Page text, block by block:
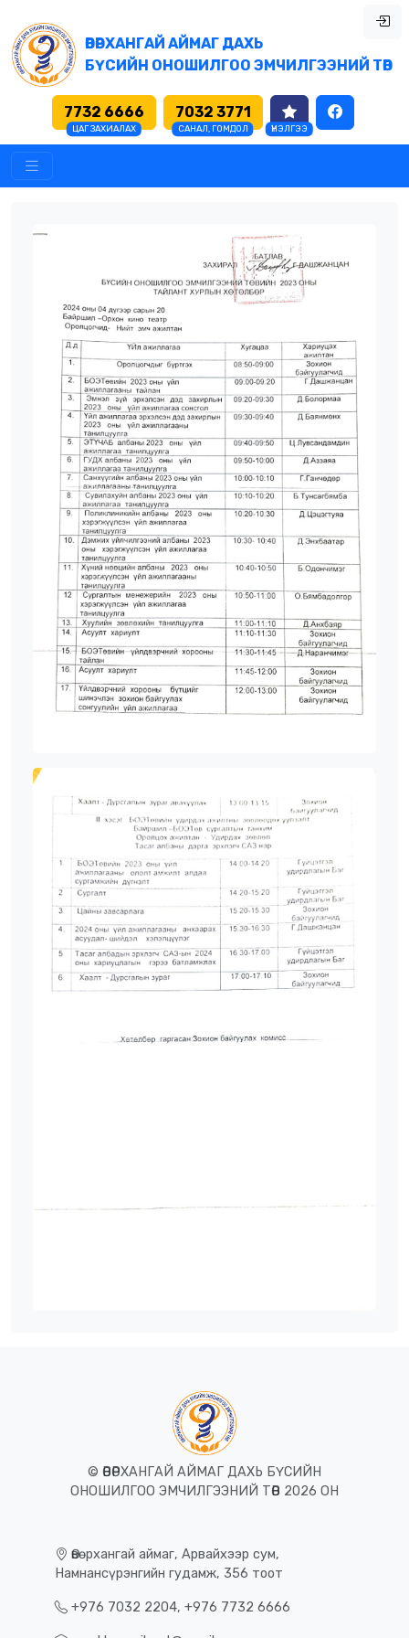
ӨВӨРХАНГАЙ АЙМАГ ДАХЬ
БҮСИЙН ОНОШИЛГОО ЭМЧИЛГЭЭНИЙ ТӨВ
7732 6666
ЦАГ ЗАХИАЛАХ
7032 3771
САНАЛ, ГОМДОЛ ҮНЭЛГЭЭ
© ӨВӨРХАНГАЙ АЙМАГ ДАХЬ БҮСИЙН
ОНОШИЛГОО ЭМЧИЛГЭЭНИЙ ТӨВ 2026 ОН
Өвөрхангай аймаг, Арвайхээр сум,
Намнансүрэнгийн гудамж, 356 тоот
+976 7032 2204, +976 7732 6666